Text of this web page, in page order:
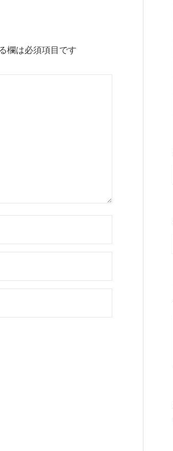
欄は必須項目です